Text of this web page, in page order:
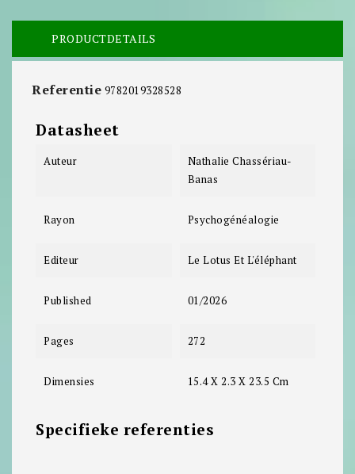
PRODUCTDETAILS
Referentie 9782019328528
Datasheet
Auteur
Nathalie Chassériau-
Banas
Rayon Psychogénéalogie
Editeur Le Lotus Et L'éléphant
Published 01/2026
Pages 272
Dimensies 15.4 X 2.3 X 23.5 Cm
Specifieke referenties